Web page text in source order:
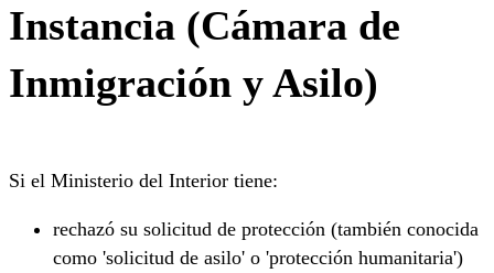
Instancia (Cámara de
Inmigración y Asilo)
Si el Ministerio del Interior tiene:
rechazó su solicitud de protección (también conocida
como 'solicitud de asilo' o 'protección humanitaria')